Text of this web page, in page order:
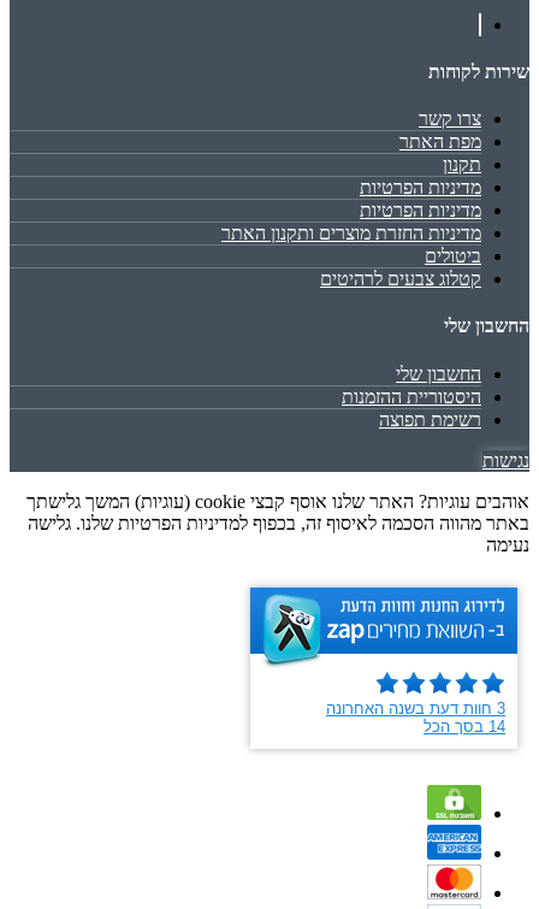
שירות לקוחות
צרו קשר
מפת האתר
תקנון
מדיניות הפרטיות
מדיניות הפרטיות
מדיניות החזרת מוצרים ותקנון האתר
ביטולים
קטלוג צבעים לרהיטים
החשבון שלי
החשבון שלי
היסטוריית ההזמנות
רשימת תפוצה
נגישות
אוהבים עוגיות? האתר שלנו אוסף קבצי cookie (עוגיות) המשך גלישתך
באתר מהווה הסכמה לאיסוף זה, בכפוף למדיניות הפרטיות שלנו. גלישה
נעימה